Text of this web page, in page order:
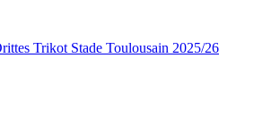
Trikot Stade Toulousain 2025/26